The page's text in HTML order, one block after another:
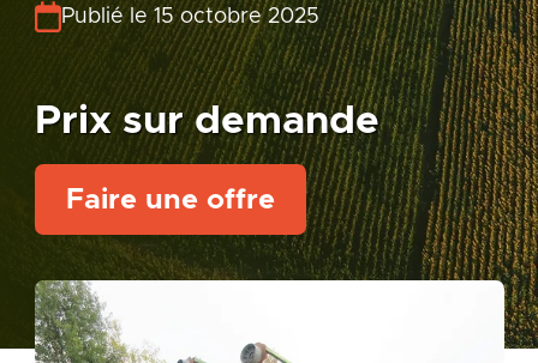
Publié le 15 octobre 2025
Prix sur demande
Faire une offre